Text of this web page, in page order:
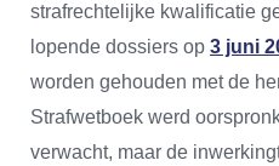
strafrechtelijke kwalificatie
lopende dossiers op 3 juni
worden gehouden met de
Strafwetboek werd
verwacht, maar de